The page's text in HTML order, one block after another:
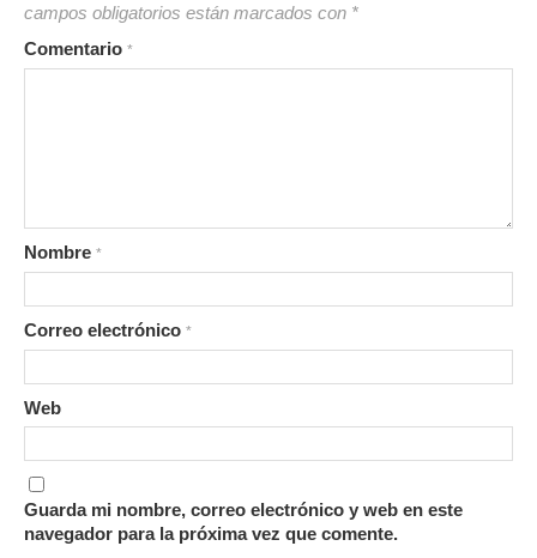
campos obligatorios están marcados con *
Comentario *
Nombre *
Correo electrónico *
Web
Guarda mi nombre, correo electrónico y web en este
navegador para la próxima vez que comente.